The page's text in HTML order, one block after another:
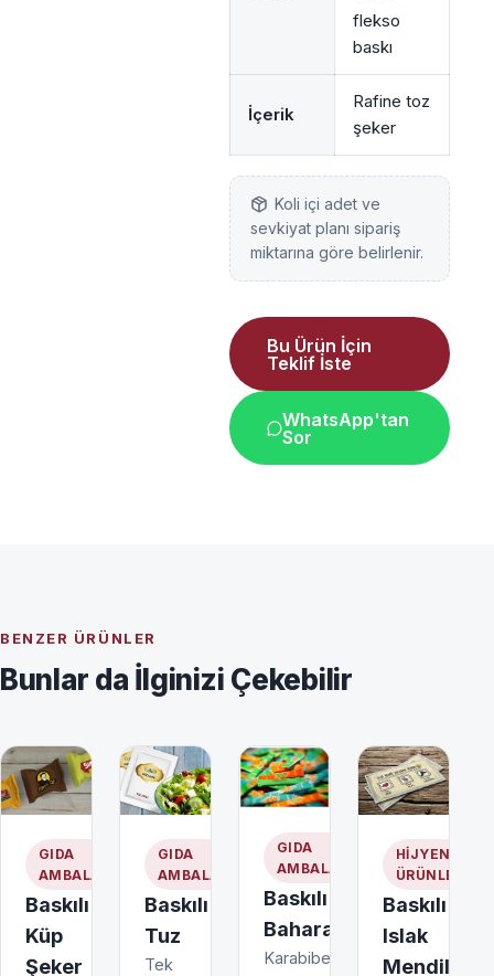
flekso
baskı
İçerik
Rafine toz
şeker
Koli içi adet ve
sevkiyat planı sipariş
miktarına göre belirlenir.
Bu Ürün İçin
Teklif İste
WhatsApp'tan
Sor
BENZER ÜRÜNLER
Bunlar da İlginizi Çekebilir
GIDA
AMBALAJLARI
Baskılı
Küp
Şeker
GIDA
AMBALAJLARI
Baskılı
Tuz
Tek
GIDA
AMBALAJLARI
Baskılı
Baharat
Karabiber,
HIJYEN
ÜRÜNLERI
Baskılı
Islak
Mendil